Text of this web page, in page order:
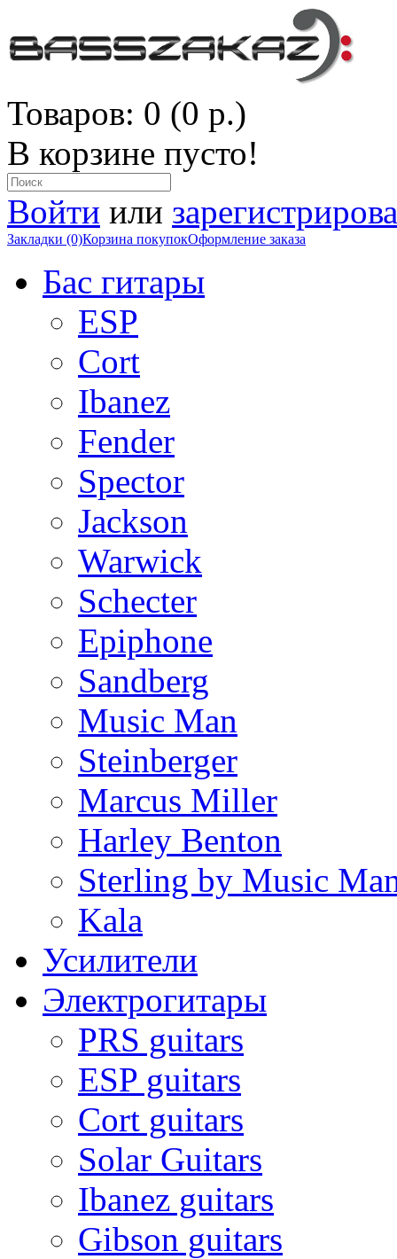
Товаров: 0 (0 р.)
В корзине пусто!
Войти или
Закладки (0)Корзина покупокОформление заказа
Бас гитары
ESP
Cort
Ibanez
Fender
Spector
Jackson
Warwick
Schecter
Epiphone
Sandberg
Music Man
Steinberger
Marcus Miller
Harley Benton
Sterling by Music
Kala
Усилители
Электрогитары
PRS guitars
ESP guitars
Cort guitars
Solar Guitars
Ibanez guitars
Gibson guitars